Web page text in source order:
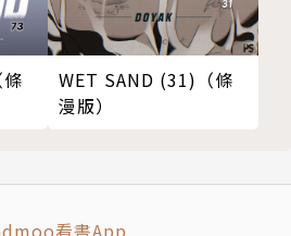
WET SAND (31)（條
漫版）
看書App